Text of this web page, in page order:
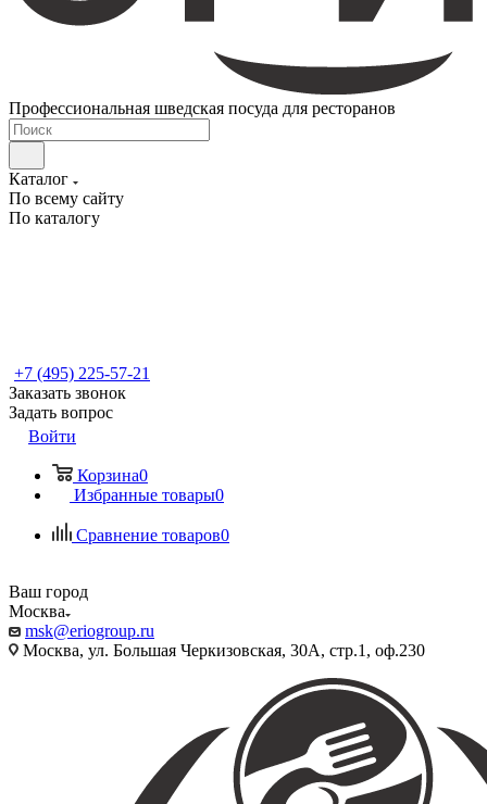
Профессиональная шведская посуда для ресторанов
Каталог
По всему сайту
По каталогу
+7 (495) 225-57-21
Заказать звонок
Задать вопрос
Войти
Корзина0
Избранные товары0
Сравнение товаров0
Ваш город
Москва
msk@eriogroup.ru
Москва, ул. Большая Черкизовская, 30А, стр.1, оф.230